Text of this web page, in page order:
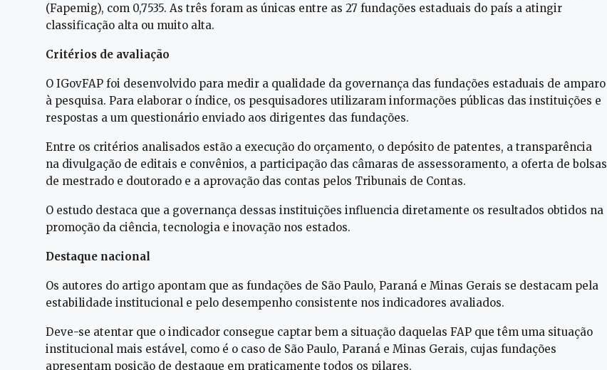
(Fapemig), com 0,7535. As três foram as únicas entre as 27 fundações estaduais do país a atingir
classificação alta ou muito alta.
Critérios de avaliação
O IGovFAP foi desenvolvido para medir a qualidade da governança das fundações estaduais de amparo
à pesquisa. Para elaborar o índice, os pesquisadores utilizaram informações públicas das instituições e
respostas a um questionário enviado aos dirigentes das fundações.
Entre os critérios analisados estão a execução do orçamento, o depósito de patentes, a transparência
na divulgação de editais e convênios, a participação das câmaras de assessoramento, a oferta de bolsas
de mestrado e doutorado e a aprovação das contas pelos Tribunais de Contas.
O estudo destaca que a governança dessas instituições influencia diretamente os resultados obtidos na
promoção da ciência, tecnologia e inovação nos estados.
Destaque nacional
Os autores do artigo apontam que as fundações de São Paulo, Paraná e Minas Gerais se destacam pela
estabilidade institucional e pelo desempenho consistente nos indicadores avaliados.
Deve-se atentar que o indicador consegue captar bem a situação daquelas FAP que têm uma situação
institucional mais estável, como é o caso de São Paulo, Paraná e Minas Gerais, cujas fundações
apresentam posição de destaque em praticamente todos os pilares.